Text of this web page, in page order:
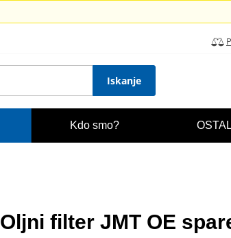
Iskanje
Kdo smo?
Oljni filter JMT OE